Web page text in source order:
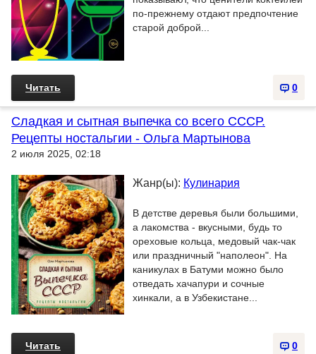
по-прежнему отдают предпочтение
старой доброй...
0
Читать
Сладкая и сытная выпечка со всего СССР.
Рецепты ностальгии - Ольга Мартынова
2 июля 2025, 02:18
Жанр(ы): Кулинария
В детстве деревья были большими,
а лакомства - вкусными, будь то
ореховые кольца, медовый чак-чак
или праздничный "наполеон". На
каникулах в Батуми можно было
отведать хачапури и сочные
хинкали, а в Узбекистане...
0
Читать